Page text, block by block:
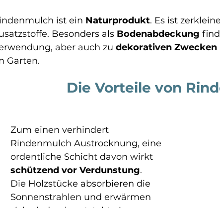
ist ein Naturprodukt. Es ist
Besonders als Bodenabdeckung
aber auch zu dekorativen Zwecken
Garten.
Die Vorteile von
Zum einen verhindert
Rindenmulch Austrocknung, eine
ordentliche Schicht davon wirkt
schützend vor Verdunstung.
Die Holzstücke absorbieren die
Sonnenstrahlen und erwärmen